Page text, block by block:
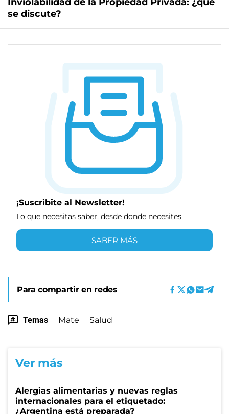
se discute?
¡Suscribite al Newsletter!
Lo que necesitas saber, desde donde necesites
SABER MÁS
Para compartir en redes
Temas Mate Salud
Ver más
Alergias alimentarias y nuevas reglas
internacionales para el etiquetado:
¿Argentina está preparada?